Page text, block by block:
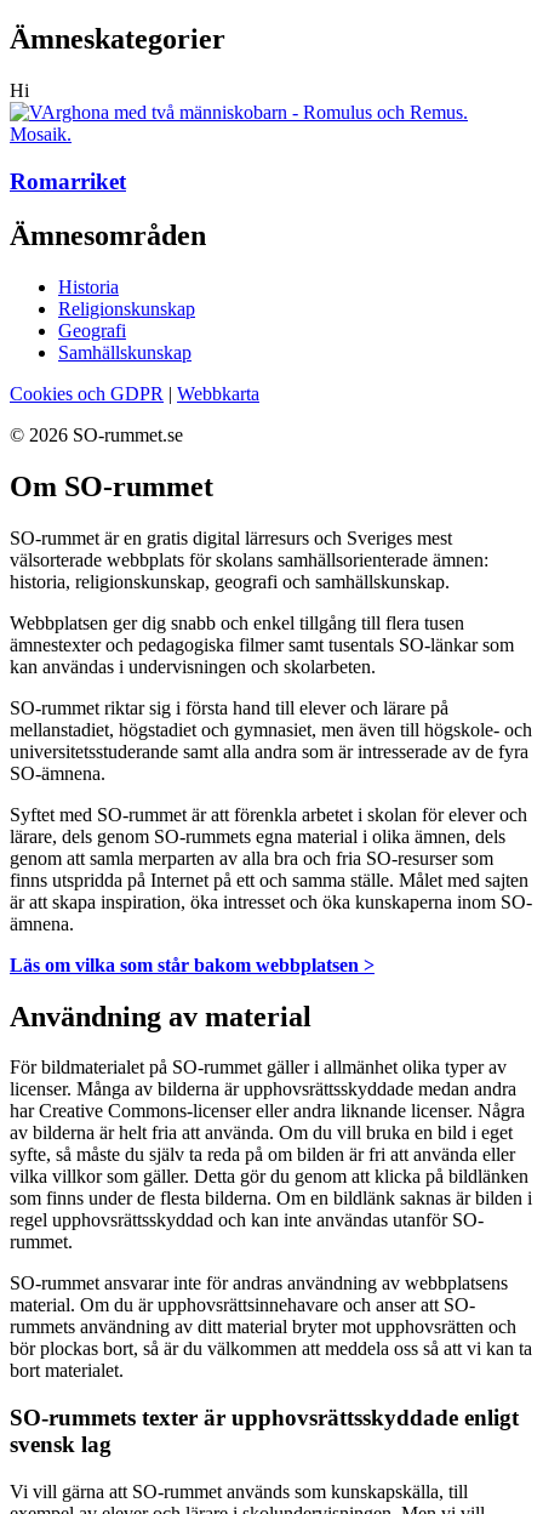
Ämneskategorier
Hi
Romarriket
Ämnesområden
Historia
Religionskunskap
Geografi
Samhällskunskap
Cookies och GDPR | Webbkarta
© 2026 SO-rummet.se
Om SO-rummet
SO-rummet är en gratis digital lärresurs och Sveriges mest
välsorterade webbplats för skolans samhällsorienterade ämnen:
historia, religionskunskap, geografi och samhällskunskap.
Webbplatsen ger dig snabb och enkel tillgång till flera tusen
ämnestexter och pedagogiska filmer samt tusentals SO-länkar som
kan användas i undervisningen och skolarbeten.
SO-rummet riktar sig i första hand till elever och lärare på
mellanstadiet, högstadiet och gymnasiet, men även till högskole- och
universitetsstuderande samt alla andra som är intresserade av de fyra
SO-ämnena.
Syftet med SO-rummet är att förenkla arbetet i skolan för elever och
lärare, dels genom SO-rummets egna material i olika ämnen, dels
genom att samla merparten av alla bra och fria SO-resurser som
finns utspridda på Internet på ett och samma ställe. Målet med sajten
är att skapa inspiration, öka intresset och öka kunskaperna inom SO-
ämnena.
Läs om vilka som står bakom webbplatsen >
Användning av material
För bildmaterialet på SO-rummet gäller i allmänhet olika typer av
licenser. Många av bilderna är upphovsrättsskyddade medan andra
har Creative Commons-licenser eller andra liknande licenser. Några
av bilderna är helt fria att använda. Om du vill bruka en bild i eget
syfte, så måste du själv ta reda på om bilden är fri att använda eller
vilka villkor som gäller. Detta gör du genom att klicka på bildlänken
som finns under de flesta bilderna. Om en bildlänk saknas är bilden i
regel upphovsrättsskyddad och kan inte användas utanför SO-
rummet.
SO-rummet ansvarar inte för andras användning av webbplatsens
material. Om du är upphovsrättsinnehavare och anser att SO-
rummets användning av ditt material bryter mot upphovsrätten och
bör plockas bort, så är du välkommen att meddela oss så att vi kan ta
bort materialet.
SO-rummets texter är upphovsrättsskyddade enligt
svensk lag
Vi vill gärna att SO-rummet används som kunskapskälla, till